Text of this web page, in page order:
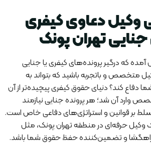
وکیل دعاوی کیفری
تهران پونک
آمده که درگیر پرونده‌های کیفری یا جنایی
متخصص و باتجربه باشید که بتواند به
دفاع کند؟ دنیای حقوق کیفری پیچیده‌تر از آن
وارد آن شد؛ هر پرونده جنایی نیازمند
بر قوانین و استراتژی‌های دفاعی خاص است.
وکیل حرفه‌ای در منطقه تهران پونک، مثل
راهگشا و تضمین‌کننده حفظ حقوق شما باشد.